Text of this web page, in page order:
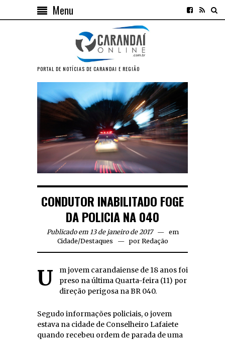
Menu
PORTAL DE NOTÍCIAS DE CARANDAI E REGIÃO
CONDUTOR INABILITADO FOGE
DA POLICIA NA 040
Publicado em 13 de janeiro de 2017
em
Cidade/Destaques por Redação
Um jovem carandaiense de 18 anos foi
preso na última Quarta-feira (11) por
direção perigosa na BR 040.
Segudo informações policiais, o jovem
estava na cidade de Conselheiro Lafaiete
quando recebeu ordem de parada de uma